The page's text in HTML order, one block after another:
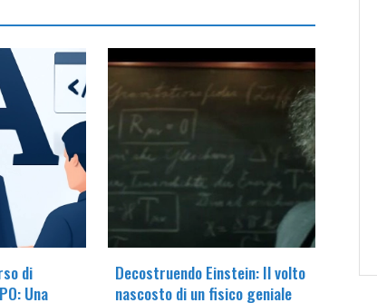
di
Una
Decostruendo Einstein: Il volto
nascosto di un fisico geniale